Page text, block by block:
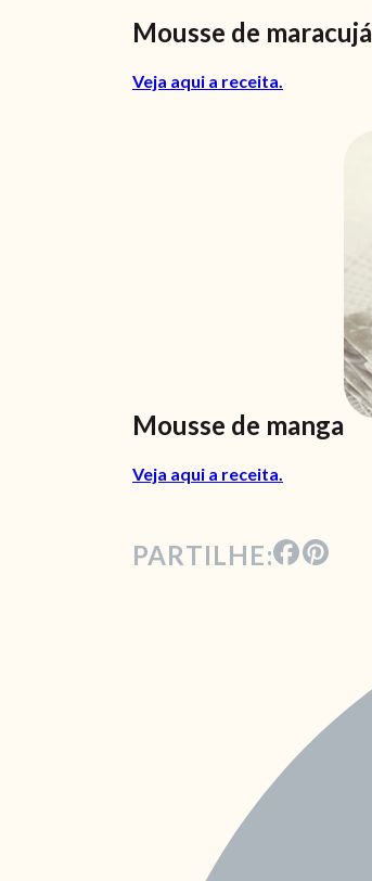
Mousse de maracujá
Veja aqui a receita.
Mousse de manga
Veja aqui a receita.
PARTILHE: